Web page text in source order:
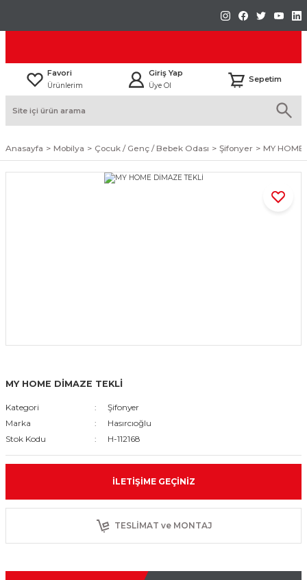
Favori
Ürünlerim
Giriş Yap
Üye Ol
Sepetim
Anasayfa Mobilya Çocuk / Genç / Bebek Odası Şifonyer MY
MY HOME DİMAZE TEKLİ
Kategori
Şifonyer
Marka
Hasırcıoğlu
Stok Kodu
H-112168
İLETIŞIME GEÇINIZ
TESLİMAT ve MONTAJ